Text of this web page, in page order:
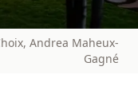
Andrea Maheux-
Gagné